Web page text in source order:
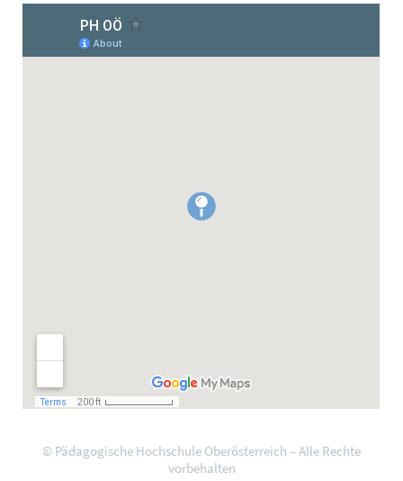
© Pädagogische Hochschule Oberösterreich – Alle Rechte
vorbehalten